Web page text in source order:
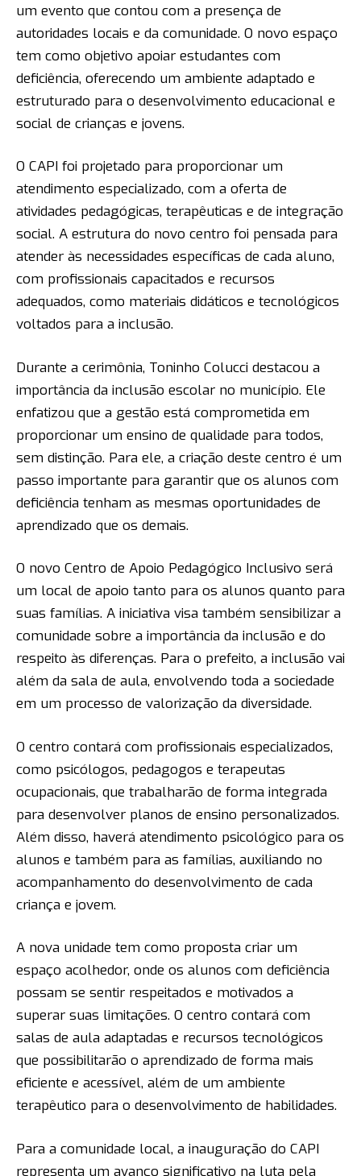
um evento que contou com a presença de
autoridades locais e da comunidade. O novo espaço
tem como objetivo apoiar estudantes com
deficiência, oferecendo um ambiente adaptado e
estruturado para o desenvolvimento educacional e
social de crianças e jovens.
O CAPI foi projetado para proporcionar um
atendimento especializado, com a oferta de
atividades pedagógicas, terapêuticas e de integração
social. A estrutura do novo centro foi pensada para
atender às necessidades específicas de cada aluno,
com profissionais capacitados e recursos
adequados, como materiais didáticos e tecnológicos
voltados para a inclusão.
Durante a cerimônia, Toninho Colucci destacou a
importância da inclusão escolar no município. Ele
enfatizou que a gestão está comprometida em
proporcionar um ensino de qualidade para todos,
sem distinção. Para ele, a criação deste centro é um
passo importante para garantir que os alunos com
deficiência tenham as mesmas oportunidades de
aprendizado que os demais.
O novo Centro de Apoio Pedagógico Inclusivo será
um local de apoio tanto para os alunos quanto para
suas famílias. A iniciativa visa também sensibilizar a
comunidade sobre a importância da inclusão e do
respeito às diferenças. Para o prefeito, a inclusão vai
além da sala de aula, envolvendo toda a sociedade
em um processo de valorização da diversidade.
O centro contará com profissionais especializados,
como psicólogos, pedagogos e terapeutas
ocupacionais, que trabalharão de forma integrada
para desenvolver planos de ensino personalizados.
Além disso, haverá atendimento psicológico para os
alunos e também para as famílias, auxiliando no
acompanhamento do desenvolvimento de cada
criança e jovem.
A nova unidade tem como proposta criar um
espaço acolhedor, onde os alunos com deficiência
possam se sentir respeitados e motivados a
superar suas limitações. O centro contará com
salas de aula adaptadas e recursos tecnológicos
que possibilitarão o aprendizado de forma mais
eficiente e acessível, além de um ambiente
terapêutico para o desenvolvimento de habilidades.
Para a comunidade local, a inauguração do CAPI
representa um avanço significativo na luta pela